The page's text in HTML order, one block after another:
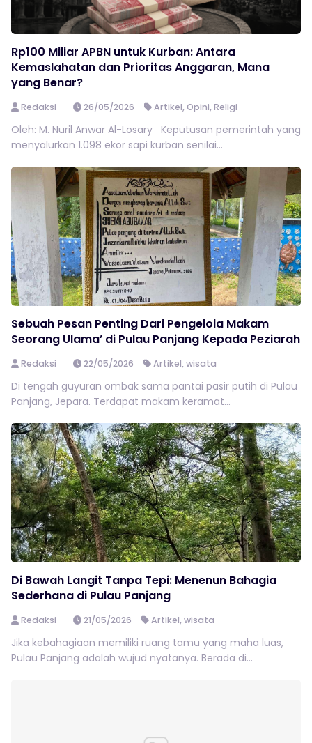
Rp100 Miliar APBN untuk Kurban: Antara
Kemaslahatan dan Prioritas Anggaran, Mana
yang Benar?
Redaksi 26/05/2026 Artikel,Opini,Religi
Oleh: M. Nuril Anwar Al-Losary Keputusan pemerintah yang
menyalurkan 1.098 ekor sapi kurban senilai...
Sebuah Pesan Penting Dari Pengelola Makam
Seorang Ulama’ di Pulau Panjang Kepada Peziarah
Redaksi 22/05/2026 Artikel,wisata
Di tengah guyuran ombak sama pantai pasir putih di Pulau
Panjang, Jepara. Terdapat makam keramat...
Di Bawah Langit Tanpa Tepi: Menenun Bahagia
Sederhana di Pulau Panjang
Redaksi 21/05/2026 Artikel,wisata
Jika kebahagiaan memiliki ruang tamu yang maha luas,
Pulau Panjang adalah wujud nyatanya. Berada di...